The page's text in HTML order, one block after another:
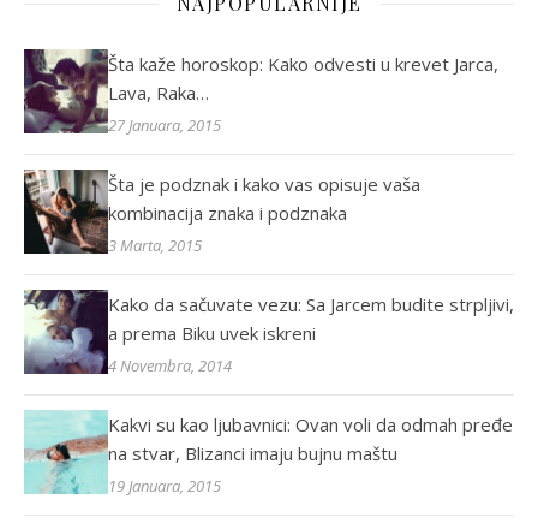
Šta kaže horoskop: Kako odvesti u krevet Jarca,
Lava, Raka…
27 Januara, 2015
Šta je podznak i kako vas opisuje vaša
kombinacija znaka i podznaka
3 Marta, 2015
Kako da sačuvate vezu: Sa Jarcem budite strpljivi,
a prema Biku uvek iskreni
4 Novembra, 2014
Kakvi su kao ljubavnici: Ovan voli da odmah pređe
na stvar, Blizanci imaju bujnu maštu
19 Januara, 2015